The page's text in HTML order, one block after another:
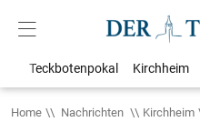
Teckbotenpokal Kirchheim
Home Nachrichten Kirchheim